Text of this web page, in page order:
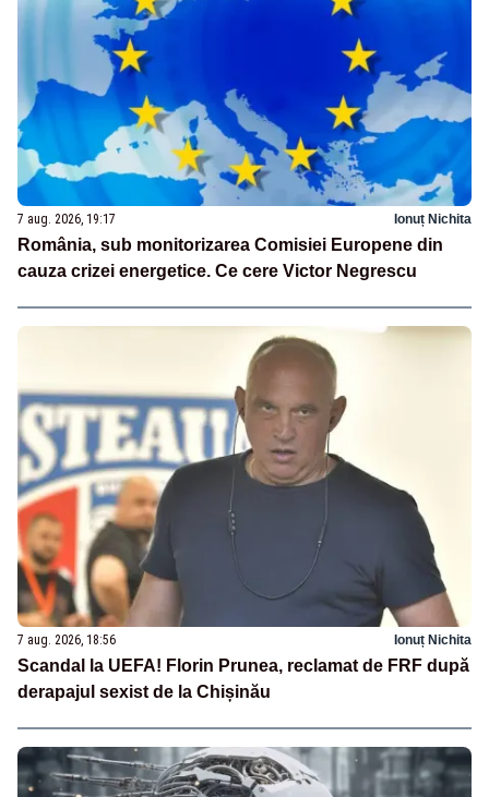
7 aug. 2026, 19:17 Ionuț Nichita
România, sub monitorizarea Comisiei Europene din
cauza crizei energetice. Ce cere Victor Negrescu
7 aug. 2026, 18:56 Ionuț Nichita
Scandal la UEFA! Florin Prunea, reclamat de FRF după
derapajul sexist de la Chișinău